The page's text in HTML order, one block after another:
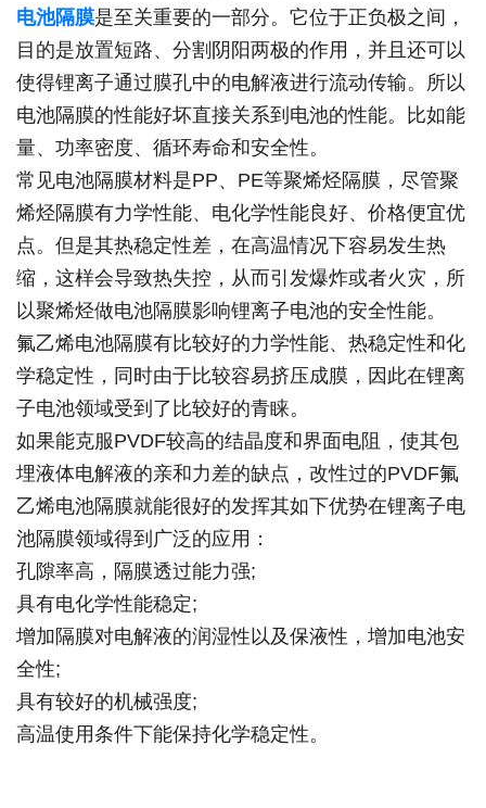
电池隔膜是至关重要的一部分。它位于正负极之间，
目的是放置短路、分割阴阳两极的作用，并且还可以
使得锂离子通过膜孔中的电解液进行流动传输。所以
电池隔膜的性能好坏直接关系到电池的性能。比如能
量、功率密度、循环寿命和安全性。
常见电池隔膜材料是PP、PE等聚烯烃隔膜，尽管聚
烯烃隔膜有力学性能、电化学性能良好、价格便宜优
点。但是其热稳定性差，在高温情况下容易发生热
缩，这样会导致热失控，从而引发爆炸或者火灾，所
以聚烯烃做电池隔膜影响锂离子电池的安全性能。
氟乙烯电池隔膜有比较好的力学性能、热稳定性和化
学稳定性，同时由于比较容易挤压成膜，因此在锂离
子电池领域受到了比较好的青睐。
如果能克服PVDF较高的结晶度和界面电阻，使其包
埋液体电解液的亲和力差的缺点，改性过的PVDF氟
乙烯电池隔膜就能很好的发挥其如下优势在锂离子电
池隔膜领域得到广泛的应用：
孔隙率高，隔膜透过能力强;
具有电化学性能稳定;
增加隔膜对电解液的润湿性以及保液性，增加电池安
全性;
具有较好的机械强度;
高温使用条件下能保持化学稳定性。